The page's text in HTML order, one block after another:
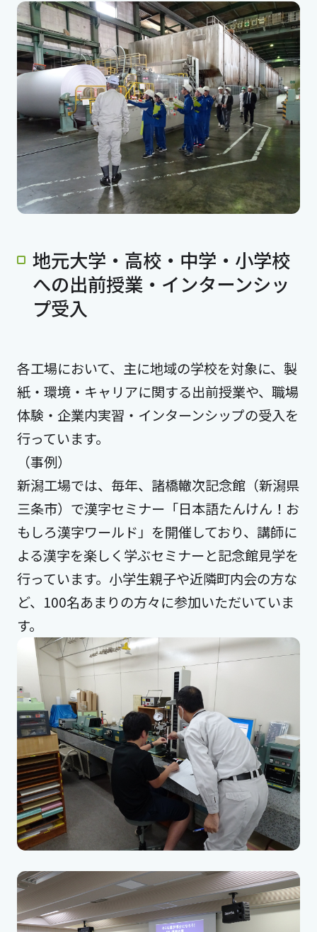
地元大学・高校・中学・小学校
への出前授業・インターンシッ
プ受入
各工場において、主に地域の学校を対象に、製
紙・環境・キャリアに関する出前授業や、職場
体験・企業内実習・インターンシップの受入を
行っています。
（事例）
新潟工場では、毎年、諸橋轍次記念館（新潟県
三条市）で漢字セミナー「日本語たんけん！お
もしろ漢字ワールド」を開催しており、講師に
よる漢字を楽しく学ぶセミナーと記念館見学を
行っています。小学生親子や近隣町内会の方な
ど、100名あまりの方々に参加いただいていま
す。